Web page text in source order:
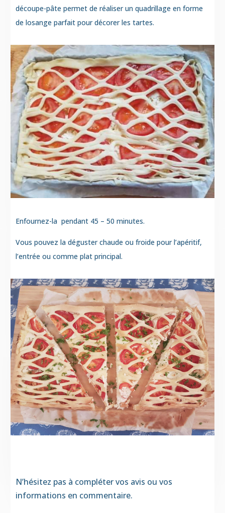
découpe-pâte permet de réaliser un quadrillage en forme
de losange parfait pour décorer les tartes.
Enfournez-la pendant 45 – 50 minutes.
Vous pouvez la déguster chaude ou froide pour l’apéritif,
l’entrée ou comme plat principal.
N’hésitez pas à compléter vos avis ou vos
informations en commentaire.